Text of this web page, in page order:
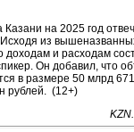
на 2025 год
из
доходам и расходам
Он добавил, что
в размере 50 млрд
рублей. (12+)